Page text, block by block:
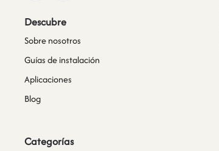
Descubre
Sobre nosotros
Guías de instalación
Aplicaciones
Blog
Categorías